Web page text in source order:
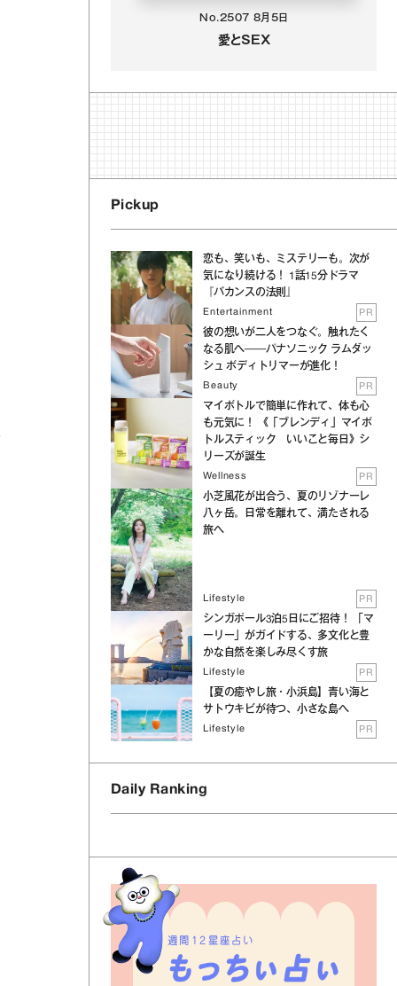
No.2507 8月5日
愛とSEX
Pickup
恋も、笑いも、ミステリーも。次が
気になり続ける！ 1話15分ドラマ
『バカンスの法則』
Entertainment PR
彼の想いが二人をつなぐ。触れたく
なる肌へ──パナソニック ラムダッ
シュ ボディトリマーが進化！
Beauty PR
マイボトルで簡単に作れて、体も心
も元気に！ 《「ブレンディ」マイボ
トルスティック いいこと毎日》シ
リーズが誕生
Wellness PR
小芝風花が出合う、夏のリゾナーレ
八ヶ岳。日常を離れて、満たされる
旅へ
Lifestyle PR
シンガポール3泊5日にご招待！ 「マ
ーリー」がガイドする、多文化と豊
かな自然を楽しみ尽くす旅
Lifestyle PR
【夏の癒やし旅・小浜島】青い海と
サトウキビが待つ、小さな島へ
Lifestyle PR
Daily Ranking
週間12星座占い